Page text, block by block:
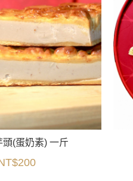
頭(蛋奶素) 一斤